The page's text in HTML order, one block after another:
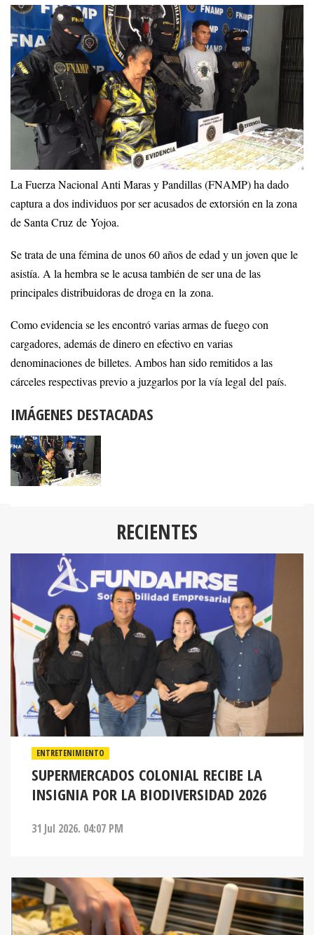
La Fuerza Nacional Anti Maras y Pandillas (FNAMP) ha dado
captura a dos individuos por ser acusados de extorsión en la zona
de Santa Cruz de Yojoa.
Se trata de una fémina de unos 60 años de edad y un joven que le
asistía. A la hembra se le acusa también de ser una de las
principales distribuidoras de droga en la zona.
Como evidencia se les encontró varias armas de fuego con
cargadores, además de dinero en efectivo en varias
denominaciones de billetes. Ambos han sido remitidos a las
cárceles respectivas previo a juzgarlos por la vía legal del país.
IMÁGENES DESTACADAS
RECIENTES
ENTRETENIMIENTO
SUPERMERCADOS COLONIAL RECIBE LA
INSIGNIA POR LA BIODIVERSIDAD 2026
31 Jul 2026. 04:07 PM